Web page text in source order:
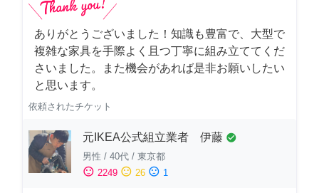
ありがとうございました！知識も豊富で、大型で
複雑な家具を手際よく且つ丁寧に組み立ててくだ
さいました。また機会があれば是非お願いしたい
と思います。
依頼されたチケット
元IKEA公式組立業者 伊藤 check_circle
男性 / 40代 / 東京都
sentiment_satisfied 2249 sentiment_neutral 26 sentiment_dissatisfied 1